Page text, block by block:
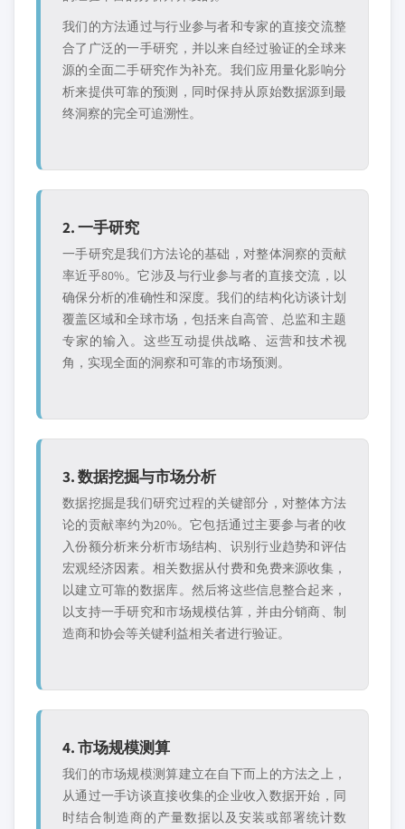
我们的方法通过与行业参与者和专家的直接交流整
合了广泛的一手研究，并以来自经过验证的全球来
源的全面二手研究作为补充。我们应用量化影响分
析来提供可靠的预测，同时保持从原始数据源到最
终洞察的完全可追溯性。
2. 一手研究
一手研究是我们方法论的基础，对整体洞察的贡献
率近乎80%。它涉及与行业参与者的直接交流，以
确保分析的准确性和深度。我们的结构化访谈计划
覆盖区域和全球市场，包括来自高管、总监和主题
专家的输入。这些互动提供战略、运营和技术视
角，实现全面的洞察和可靠的市场预测。
3. 数据挖掘与市场分析
数据挖掘是我们研究过程的关键部分，对整体方法
论的贡献率约为20%。它包括通过主要参与者的收
入份额分析来分析市场结构、识别行业趋势和评估
宏观经济因素。相关数据从付费和免费来源收集，
以建立可靠的数据库。然后将这些信息整合起来，
以支持一手研究和市场规模估算，并由分销商、制
造商和协会等关键利益相关者进行验证。
4. 市场规模测算
我们的市场规模测算建立在自下而上的方法之上，
从通过一手访谈直接收集的企业收入数据开始，同
时结合制造商的产量数据以及安装或部署统计数